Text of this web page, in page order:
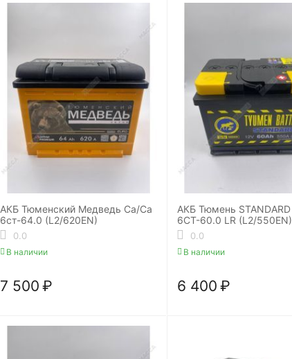
АКБ Тюменский Медведь Ca/Ca
6ст-64.0 (L2/620EN)
0.0
В наличии
7 500 ₽
АКБ Тюмень STANDARD
6СТ-60.0 LR (L2/550EN)
0.0
В наличии
6 400 ₽